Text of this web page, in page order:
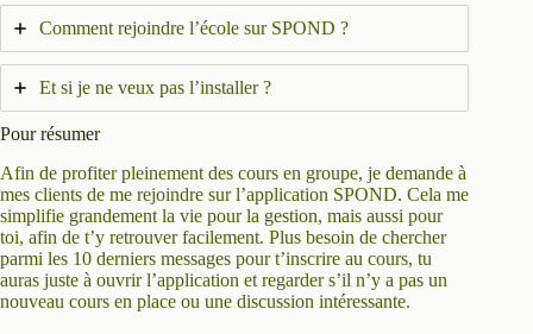
Comment rejoindre l’école sur SPOND ?
Et si je ne veux pas l’installer ?
Pour résumer
Afin de profiter pleinement des cours en groupe, je demande à
mes clients de me rejoindre sur l’application SPOND. Cela me
simplifie grandement la vie pour la gestion, mais aussi pour
toi, afin de t’y retrouver facilement. Plus besoin de chercher
parmi les 10 derniers messages pour t’inscrire au cours, tu
auras juste à ouvrir l’application et regarder s’il n’y a pas un
nouveau cours en place ou une discussion intéressante.